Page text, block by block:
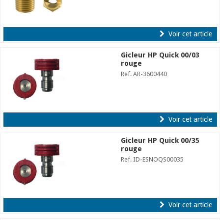
Voir cet article
Gicleur HP Quick 00/03
rouge
Ref. AR-3600440
Voir cet article
Gicleur HP Quick 00/35
rouge
Ref. ID-ESNOQS00035
Voir cet article